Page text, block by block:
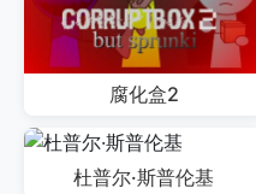
腐化盒2
杜普尔·斯普伦基